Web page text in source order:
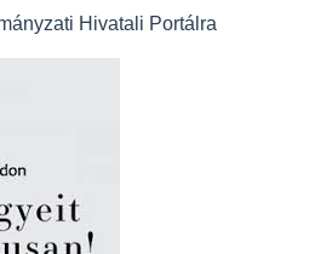
Hivatali Portálra